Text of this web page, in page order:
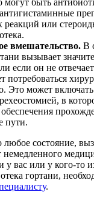
реакций или
вмешательство. В
вызывает
если он не
потребоваться
Это может включать
в
пути.
любое состояние,
немедленного
у вас или у кого-то
гортани,
.